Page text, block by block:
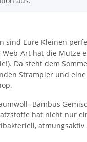
sind Eure Kleinen
Art hat die Mütze
Da steht dem
Strampler und eine
Bambus
hat nicht nur
atmungsaktiv